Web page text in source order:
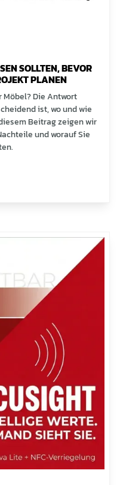
SOLLTEN, BEVOR
PLANEN
Die Antwort
ist, wo und wie
Beitrag zeigen wir
und worauf Sie